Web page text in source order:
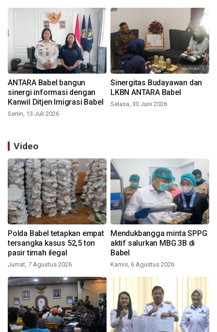
ANTARA Babel bangun
sinergi informasi dengan
Kanwil Ditjen Imigrasi Babel
Senin, 13 Juli 2026
Sinergitas Budayawan dan
LKBN ANTARA Babel
Selasa, 30 Juni 2026
Video
Polda Babel tetapkan empat
tersangka kasus 52,5 ton
pasir timah ilegal
Jumat, 7 Agustus 2026
Mendukbangga minta SPPG
aktif salurkan MBG 3B di
Babel
Kamis, 6 Agustus 2026